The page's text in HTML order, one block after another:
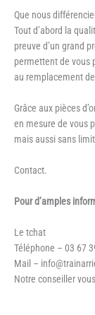
Que nous
Tout d’abord la
preuve d’un grand
permettent de vous
au remplacement
Grâce aux pièces
en mesure de vous
mais aussi sans
Contact.
Pour d’amples
Le tchat
Téléphone – 03 67
Mail –
Notre conseiller